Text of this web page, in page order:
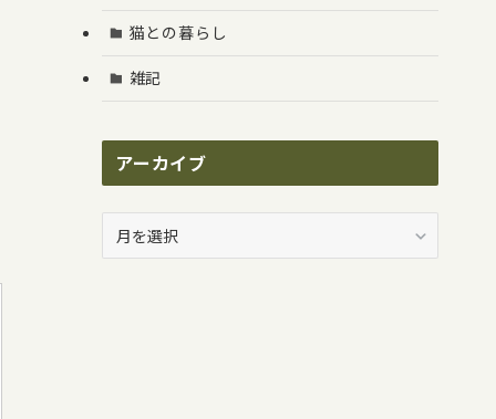
猫との暮らし
雑記
アーカイブ
ー